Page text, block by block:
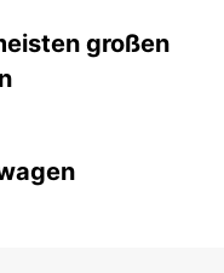
großen